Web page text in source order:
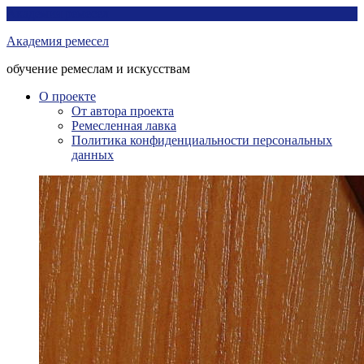
контенту
Академия ремесел
обучение ремеслам и искусствам
О проекте
От автора проекта
Ремесленная лавка
Политика конфиденциальности персональных
данных